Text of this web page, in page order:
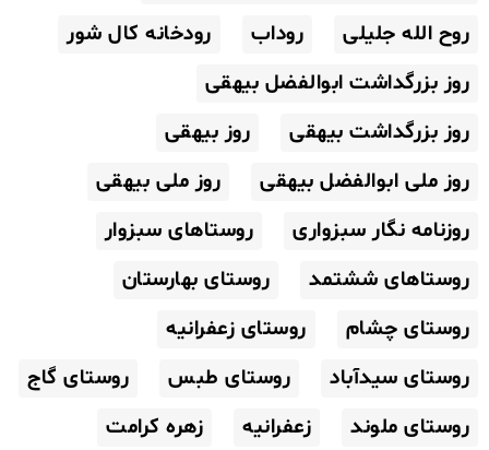
روح الله جلیلی
روداب
رودخانه کال شور
روز بزرگداشت ابوالفضل بیهقی
روز بزرگداشت بیهقی
روز بیهقی
روز ملی ابوالفضل بیهقی
روز ملی بیهقی
روزنامه نگار سبزواری
روستاهای سبزوار
روستاهای ششتمد
روستای بهارستان
روستای چشام
روستای زعفرانیه
روستای سیدآباد
روستای طبس
روستای گاج
روستای ملوند
زعفرانیه
زهره کرامت